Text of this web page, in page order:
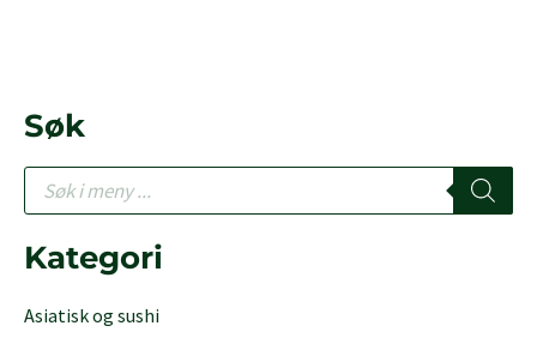
Søk
P
d
u
t
Kategori
Asiatisk og sushi